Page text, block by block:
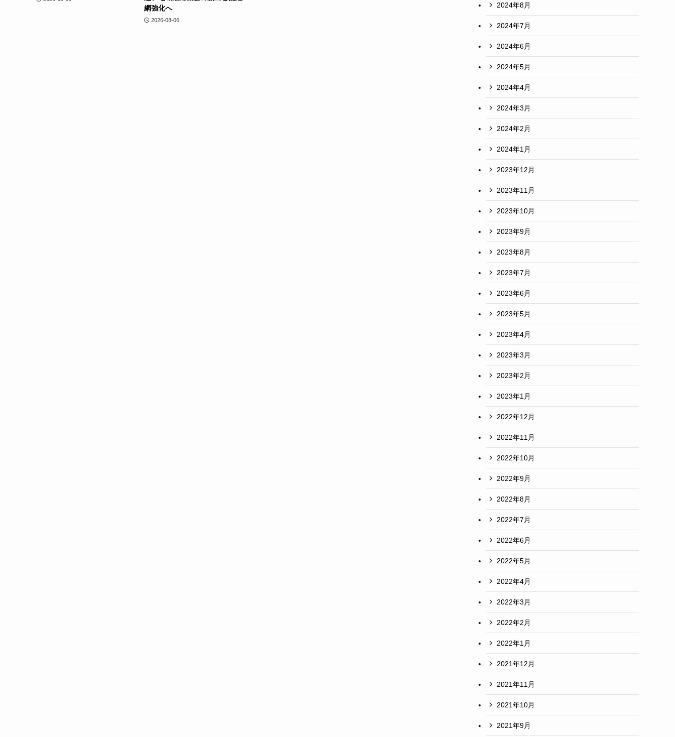
網強化へ
2026-08-06
2024年8月
2024年7月
2024年6月
2024年5月
2024年4月
2024年3月
2024年2月
2024年1月
2023年12月
2023年11月
2023年10月
2023年9月
2023年8月
2023年7月
2023年6月
2023年5月
2023年4月
2023年3月
2023年2月
2023年1月
2022年12月
2022年11月
2022年10月
2022年9月
2022年8月
2022年7月
2022年6月
2022年5月
2022年4月
2022年3月
2022年2月
2022年1月
2021年12月
2021年11月
2021年10月
2021年9月